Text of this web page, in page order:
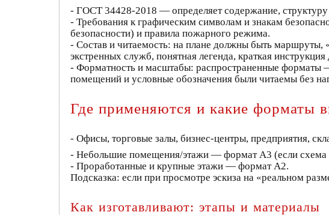
- ГОСТ 34428‑2018 — определяет содержание, структуру
- Требования к графическим символам и знакам
безопасности) и правила пожарного режима.
- Состав и читаемость: на плане должны быть маршруты,
экстренных служб, понятная легенда, краткая
- Форматность и масштабы: распространенные
помещений и условные обозначения были читаемы без
Где применяются и какие форматы
- Офисы, торговые залы, бизнес‑центры, предприятия,
- Небольшие помещения/этажи — формат А3 (если схема
- Проработанные и крупные этажи — формат А2.
Подсказка: если при просмотре эскиза на «реальном
Как изготавливают: этапы и материалы